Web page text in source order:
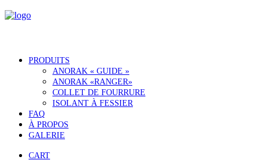
PRODUITS
ANORAK « GUIDE »
ANORAK «RANGER»
COLLET DE FOURRURE
ISOLANT À FESSIER
FAQ
À PROPOS
GALERIE
CART